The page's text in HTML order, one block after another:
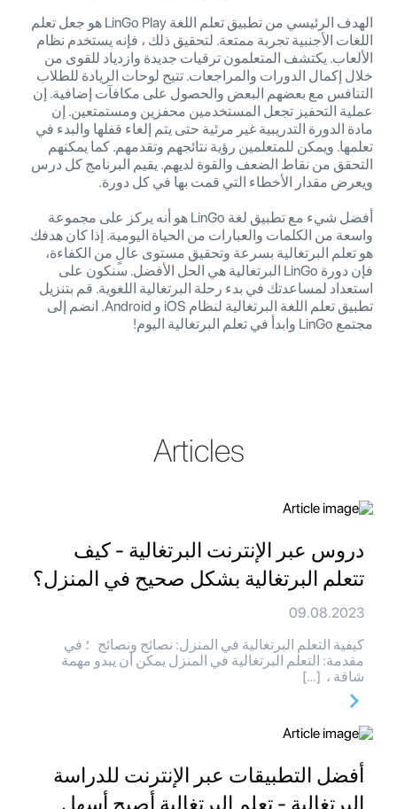
الهدف الرئيسي من تطبيق تعلم اللغة LinGo Play هو جعل تعلم
اللغات الأجنبية تجربة ممتعة. لتحقيق ذلك ، فإنه يستخدم نظام
الألعاب. يكتشف المتعلمون ترقيات جديدة وازدياد للقوى من
خلال إكمال الدورات والمراجعات. تتيح لوحات الريادة للطلاب
التنافس مع بعضهم البعض والحصول على مكافآت إضافية. إن
عملية التحفيز تجعل المستخدمين محفزين ومستمتعين. إن
مادة الدورة التدريبية غير مرئية حتى يتم إلغاء قفلها والبدء في
تعلمها. ويمكن للمتعلمين رؤية نتائجهم وتقدمهم. كما يمكنهم
التحقق من نقاط الضعف والقوة لديهم. يقيم البرنامج كل درس
ويعرض مقدار الأخطاء التي قمت بها في كل دورة.
أفضل شيء مع تطبيق لغة LinGo هو أنه يركز على مجموعة
واسعة من الكلمات والعبارات من الحياة اليومية. إذا كان هدفك
هو تعلم البرتغالية بسرعة وتحقيق مستوى عالٍ من الكفاءة،
فإن دورة LinGo البرتغالية هي الحل الأفضل. سنكون على
استعداد لمساعدتك في بدء رحلة البرتغالية اللغوية. قم بتنزيل
تطبيق تعلم اللغة البرتغالية لنظام iOS و Android. انضم إلى
مجتمع LinGo وابدأ في تعلم البرتغالية اليوم!
Articles
دروس عبر الإنترنت البرتغالية - كيف
تتعلم البرتغالية بشكل صحيح في المنزل؟
09.08.2023
كيفية التعلم البرتغالية في المنزل: نصائح ونصائح ؛ في
مقدمة: التعلم البرتغالية في المنزل يمكن أن يبدو مهمة
شاقة ، […]
أفضل التطبيقات عبر الإنترنت للدراسة
البرتغالية - تعلم البرتغالية أصبح أسهل